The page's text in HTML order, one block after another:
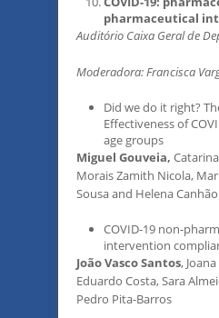
pharmaceutical
Auditório Caixa Geral de
Moderadora: Francisca
Did we do it right?
Effectiveness of
age groups
Miguel Gouveia,
Morais Zamith Nicola,
Sousa and Helena Canhão
COVID-19 non-
intervention
João Vasco Santos,
Eduardo Costa, Sara
Pedro Pita-Barros